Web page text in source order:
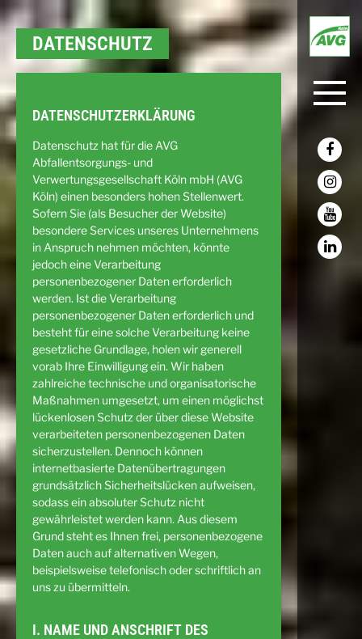
DATENSCHUTZ
DATENSCHUTZERKLÄRUNG
Datenschutz hat für die AVG
Abfallentsorgungs- und
Verwertungsgesellschaft Köln mbH (AVG
Köln) einen besonders hohen Stellenwert.
Sofern Sie (als Besucher der Website)
besondere Services unseres Unternehmens
in Anspruch nehmen möchten, könnte
jedoch eine Verarbeitung
personenbezogener Daten erforderlich
werden. Ist die Verarbeitung
personenbezogener Daten erforderlich und
besteht für eine solche Verarbeitung keine
gesetzliche Grundlage, holen wir generell
vorab Ihre Einwilligung ein. Wir haben
zahlreiche technische und organisatorische
Maßnahmen umgesetzt, um einen möglichst
lückenlosen Schutz der über diese Website
verarbeiteten personenbezogenen Daten
sicherzustellen. Dennoch können
internetbasierte Datenübertragungen
grundsätzlich Sicherheitslücken aufweisen,
sodass ein absoluter Schutz nicht
gewährleistet werden kann. Aus diesem
Grund steht es Ihnen frei, personenbezogene
Daten auch auf alternativen Wegen,
beispielsweise telefonisch oder schriftlich an
uns zu übermitteln.
I. NAME UND ANSCHRIFT DES